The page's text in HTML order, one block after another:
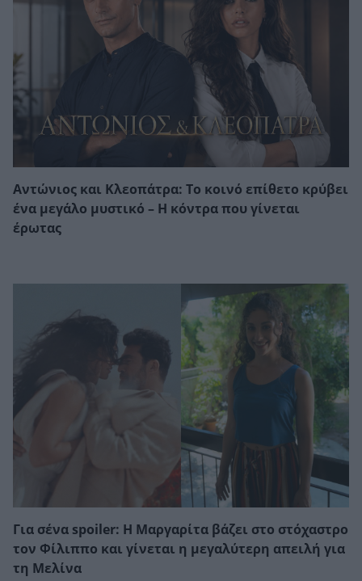
Αντώνιος και Κλεοπάτρα: Το κοινό επίθετο κρύβει
ένα μεγάλο μυστικό – Η κόντρα που γίνεται
έρωτας
Για σένα spoiler: Η Μαργαρίτα βάζει στο στόχαστρο
τον Φίλιππο και γίνεται η μεγαλύτερη απειλή για
τη Μελίνα